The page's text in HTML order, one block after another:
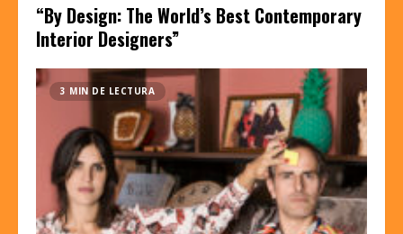
“By Design: The World’s Best Contemporary
Interior Designers”
3 MIN DE LECTURA